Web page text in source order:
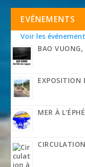
EVÉNEMENTS
Voir les
BAO VUONG,
EXPOSITION
MER À